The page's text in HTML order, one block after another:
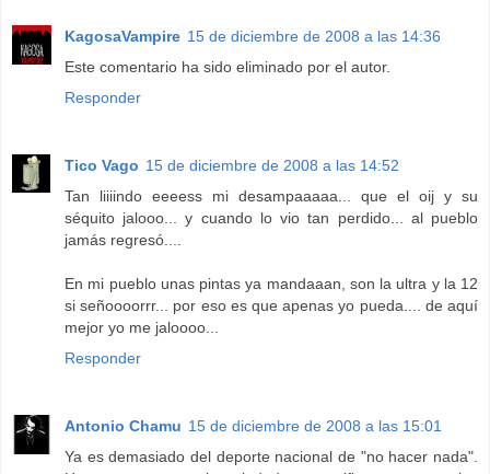
KagosaVampire 15 de diciembre de 2008 a las 14:36
Este comentario ha sido eliminado por el autor.
Responder
Tico Vago 15 de diciembre de 2008 a las 14:52
Tan liiiindo eeeess mi desampaaaaa... que el oij y su
séquito jalooo... y cuando lo vio tan perdido... al pueblo
jamás regresó....
En mi pueblo unas pintas ya mandaaan, son la ultra y la 12
si señoooorrr... por eso es que apenas yo pueda.... de aquí
mejor yo me jaloooo...
Responder
Antonio Chamu 15 de diciembre de 2008 a las 15:01
Ya es demasiado del deporte nacional de "no hacer nada".